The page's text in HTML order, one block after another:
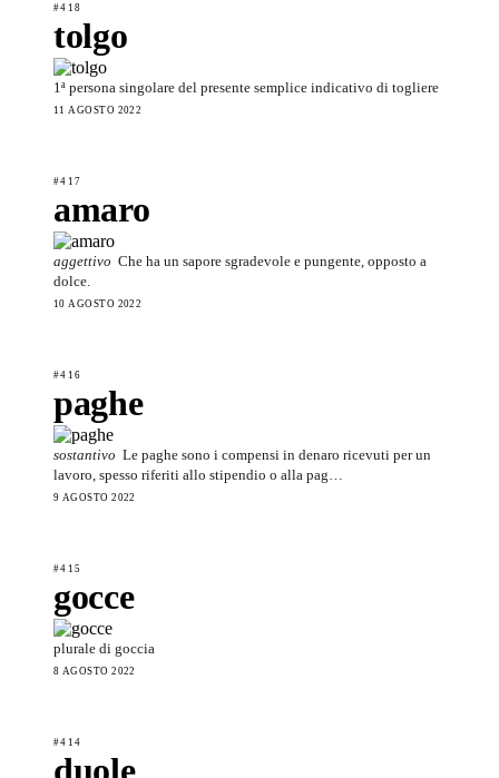
#418
tolgo
1ª persona singolare del presente semplice indicativo di togliere
11 AGOSTO 2022
#417
amaro
aggettivo Che ha un sapore sgradevole e pungente, opposto a
dolce.
10 AGOSTO 2022
#416
paghe
sostantivo Le paghe sono i compensi in denaro ricevuti per un
lavoro, spesso riferiti allo stipendio o alla pag…
9 AGOSTO 2022
#415
gocce
plurale di goccia
8 AGOSTO 2022
#414